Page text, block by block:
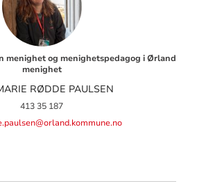
menighet og menighetspedagog i Ørland
menighet
RØDDE PAULSEN
413 35 187